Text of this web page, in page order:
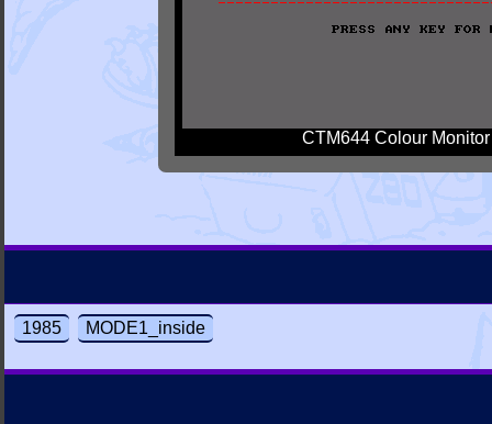
CTM644 Colour Monitor
1985 MODE1_inside